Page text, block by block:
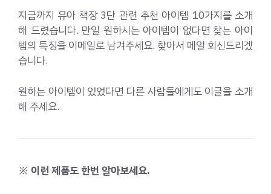
지금까지 유아 책장 3단 관련 추천 아이템 10가지를 소개
해 드렸습니다. 만일 원하시는 아이템이 없다면 찾는 아이
템의 특징을 이메일로 남겨주세요. 찾아서 메일 회신드리겠
습니다.
원하는 아이템이 있었다면 다른 사람들에게도 이글을 소개
해 주세요.
※ 이런 제품도 한번 알아보세요.